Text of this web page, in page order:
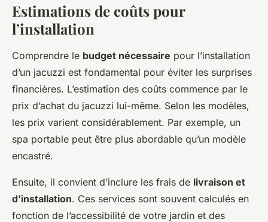
Estimations de coûts pour
l’installation
Comprendre le budget nécessaire pour l’installation
d’un jacuzzi est fondamental pour éviter les surprises
financières. L’estimation des coûts commence par le
prix d’achat du jacuzzi lui-même. Selon les modèles,
les prix varient considérablement. Par exemple, un
spa portable peut être plus abordable qu’un modèle
encastré.
Ensuite, il convient d’inclure les frais de livraison et
d’installation. Ces services sont souvent calculés en
fonction de l’accessibilité de votre jardin et des